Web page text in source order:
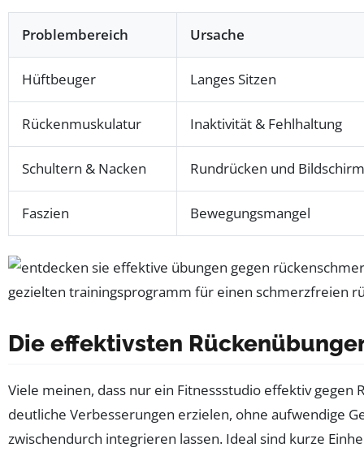
Problembereich Ursache
Hüftbeuger Langes Sitzen
Rückenmuskulatur Inaktivität & Fehlhaltung
Schultern & Nacken Rundrücken und
Faszien Bewegungsmangel
Die effektivsten
Viele meinen, dass nur ein Fitnessstudio effektiv gegen
deutliche Verbesserungen erzielen, ohne aufwendige
zwischendurch integrieren lassen. Ideal sind kurze